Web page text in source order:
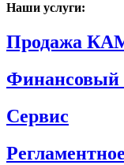
Наши услуги:
Продажа
Финансовый
Сервис